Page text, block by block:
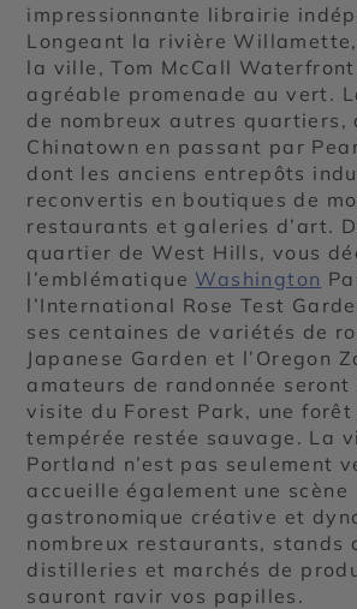
impressionnante librairie
Longeant la rivière
la ville, Tom McCall
agréable promenade au vert.
de nombreux autres quartiers,
Chinatown en passant par
dont les anciens entrepôts
reconvertis en boutiques de
restaurants et galeries d’art.
quartier de West Hills, vous
l’emblématique Washington
l’International Rose Test
ses centaines de variétés de
Japanese Garden et l’Oregon
amateurs de randonnée
visite du Forest Park, une forêt
tempérée restée sauvage. La
Portland n’est pas seulement
accueille également une scène
gastronomique créative et
nombreux restaurants, stands
distilleries et marchés de
sauront ravir vos papilles.